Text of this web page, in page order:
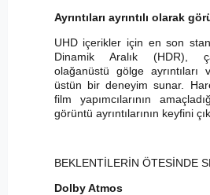
Ayrıntıları ayrıntılı olarak
UHD içerikler için en son
Dinamik Aralık (HDR),
olağanüstü gölge ayrıntıları
üstün bir deneyim sunar.
film yapımcılarının
görüntü ayrıntılarının keyfini
BEKLENTİLERİN ÖTESİNDE
Dolby Atmos